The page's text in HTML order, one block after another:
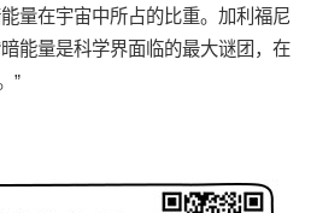
在宇宙中所占的比重。加利福尼
能量是科学界面临的最大谜团，在
”